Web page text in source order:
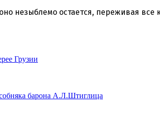
незыблемо остается, переживая
Грузии
барона А.Л.Штиглица